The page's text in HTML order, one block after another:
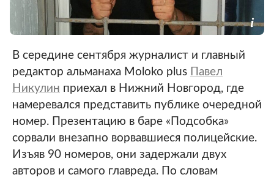
В середине сентября журналист и главный
редактор альманаха Moloko plus
Павел
Никулин приехал в Нижний Новгород, где
намеревался представить публике очередной
номер. Презентацию в баре «Подсобка»
сорвали внезапно ворвавшиеся полицейские.
Изъяв 90 номеров, они задержали двух
авторов и самого главреда. По словам